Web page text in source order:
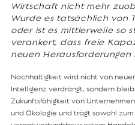
Wirtschaft nicht mehr
Wurde es tatsächlich von
oder ist es mittlerweile so
verankert, dass freie
neuen Herausforderungen
Nachhaltigkeit wird nicht von
Intelligenz verdrängt, sondern
Zukunftsfähigkeit von
und Ökologie und trägt sowohl zum